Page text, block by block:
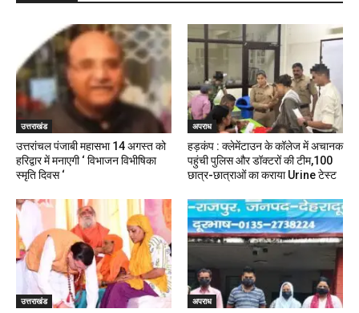
उत्तराखंड
उत्तरांचल पंजाबी महासभा 14 अगस्त को
हरिद्वार में मनाएगी ‘ विभाजन विभीषिका
स्मृति दिवस ‘
अपराध
हड़कंप : क्लेमेंटाउन के कॉलेज में अचानक
पहुंची पुलिस और डॉक्टरों की टीम,100
छात्र-छात्राओं का कराया Urine टेस्ट
उत्तराखंड अपराध